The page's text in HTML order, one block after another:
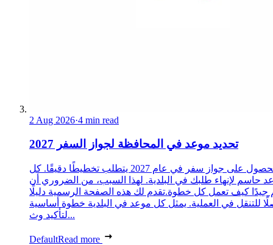
2 Aug 2026·4 min read
تحديد موعد في المحافظة لجواز السفر 2027
الحصول على جواز سفر في عام 2027 يتطلب تخطيطًا دقيقًا. كل
حاسم لإنهاء طلبك في البلدية. لهذا السبب، من الضروري أن
جيدًا كيف تعمل كل خطوة.تقدم لك هذه الصفحة الرسمية دليلًا
للتنقل في العملية. يمثل كل موعد في البلدية خطوة أساسية
لتأكيد وث...
DefaultRead more